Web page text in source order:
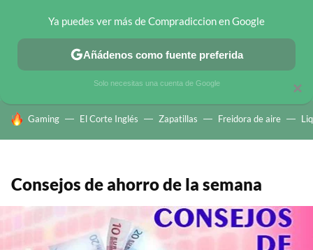
CHOLLOS TELEGRAM OFERTAS EN MÓVILES OFERTAS EN
HOY SE HABLA DE
Gaming El Corte Inglés Zapatillas Freidora de aire
Consejos de ahorro de la semana
×
Ya puedes ver más de Compradiccion en Google
Añádenos como fuente preferida
Solo necesitas una cuenta de Google